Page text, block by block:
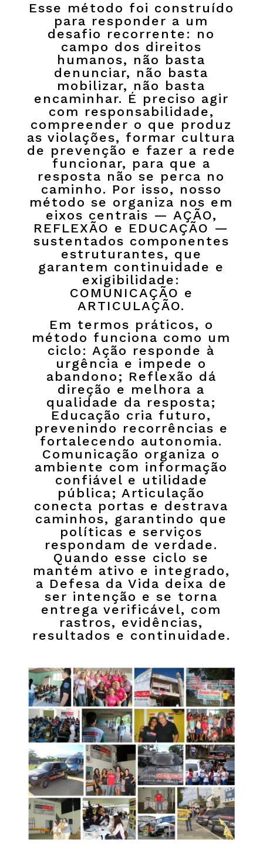
Esse método foi construído
para responder a um
desafio recorrente: no
campo dos direitos
humanos, não basta
denunciar, não basta
mobilizar, não basta
encaminhar. É preciso agir
com responsabilidade,
compreender o que produz
as violações, formar cultura
de prevenção e fazer a rede
funcionar, para que a
resposta não se perca no
caminho. Por isso, nosso
método se organiza nos em
eixos centrais — AÇÃO,
REFLEXÃO e EDUCAÇÃO —
sustentados componentes
estruturantes, que
garantem continuidade e
exigibilidade:
COMUNICAÇÃO e
ARTICULAÇÃO.
Em termos práticos, o
método funciona como um
ciclo: Ação responde à
urgência e impede o
abandono; Reflexão dá
direção e melhora a
qualidade da resposta;
Educação cria futuro,
prevenindo recorrências e
fortalecendo autonomia.
Comunicação organiza o
ambiente com informação
confiável e utilidade
pública; Articulação
conecta portas e destrava
caminhos, garantindo que
políticas e serviços
respondam de verdade.
Quando esse ciclo se
mantém ativo e integrado,
a Defesa da Vida deixa de
ser intenção e se torna
entrega verificável, com
rastros, evidências,
resultados e continuidade.